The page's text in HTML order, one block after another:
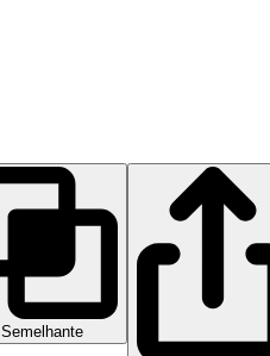
Semelhante